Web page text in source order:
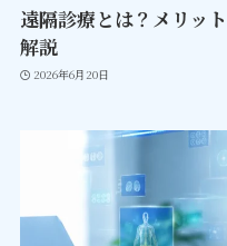
遠隔診療とは？メリッ
解説
2026年6月20日